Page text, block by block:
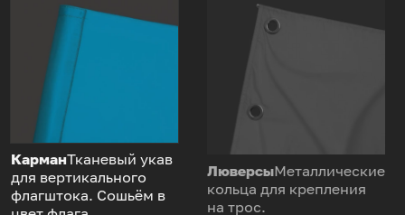
КарманТканевый укав
для вертикального
флагштока. Сошьём в
ЛюверсыМеталлические
кольца для крепления
на трос.